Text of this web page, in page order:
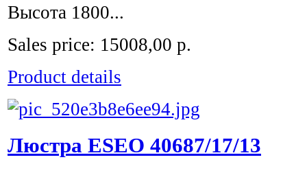
Высота 1800...
Sales price: 15008,00 р.
Product details
Люстра ESEO 40687/17/13